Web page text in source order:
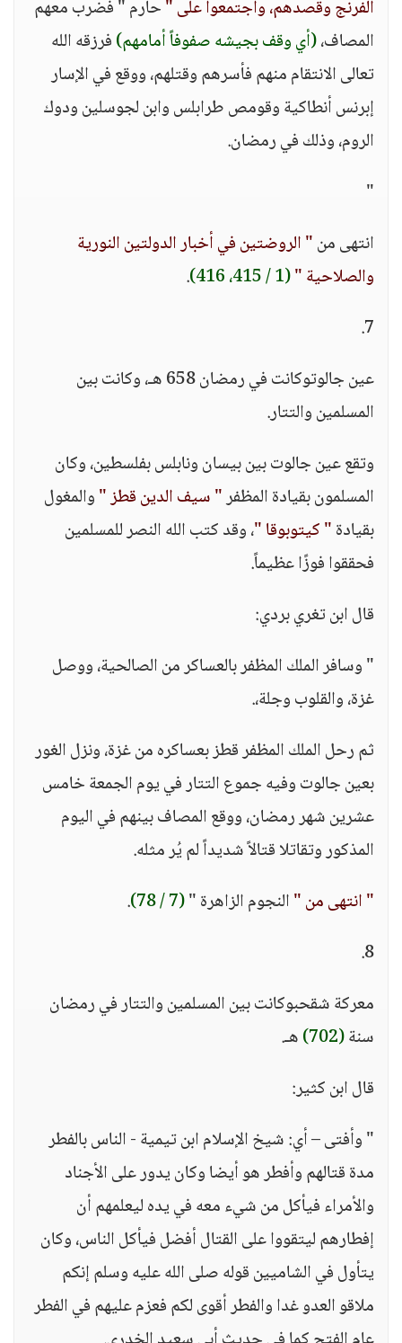
الفرنج وقصدهم، واجتمعوا على "حارم " فضرب معهم
المصاف،(أي وقف بجيشه صفوفاً أمامهم)فرزقه الله
تعالى الانتقام منهم فأسرهم وقتلهم، ووقع في الإسار
إبرنس أنطاكية وقومص طرابلس وابن لجوسلين ودوك
الروم، وذلك في رمضان.
"
انتهى من" الروضتين في أخبار الدولتين النورية
والصلاحية "(1 / 415، 416)
.
7.
عين جالوتوكانت في رمضان 658 هـ، وكانت بين
المسلمين والتتار.
وتقع عين جالوت بين بيسان ونابلس بفلسطين، وكان
المسلمون بقيادة المظفر" سيف الدين قطز "والمغول
بقيادة" كيتوبوقا "، وقد كتب الله النصر للمسلمين
فحققوا فوزًا عظيماً.
قال ابن تغري بردي:
" وسافر الملك المظفر بالعساكر من الصالحية، ووصل
غزة، والقلوب وجلة،.
ثم رحل الملك المظفر قطز بعساكره من غزة، ونزل الغور
بعين جالوت وفيه جموع التتار في يوم الجمعة خامس
عشرين شهر رمضان، ووقع المصاف بينهم في اليوم
المذكور وتقاتلا قتالاً شديداً لم يُر مثله.
" انتهى من "النجوم الزاهرة "(7 / 78)
.
8.
معركة شقحبوكانت بين المسلمين والتتار في رمضان
سنة(702)
هـ.
قال ابن كثير:
" وأفتى – أي: شيخ الإسلام ابن تيمية - الناس بالفطر
مدة قتالهم وأفطر هو أيضا وكان يدور على الأجناد
والأمراء فيأكل من شيء معه في يده ليعلمهم أن
إفطارهم ليتقووا على القتال أفضل فيأكل الناس، وكان
يتأول في الشاميين قوله صلى الله عليه وسلم إنكم
ملاقو العدو غدا والفطر أقوى لكم فعزم عليهم في الفطر